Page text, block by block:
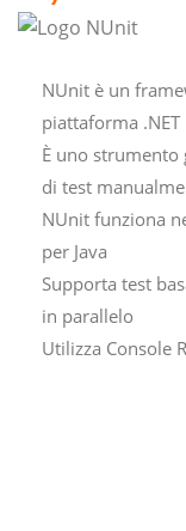
NUnit è un
piattaforma .NET
È uno strumento
di test
NUnit funziona
per Java
Supporta test
in parallelo
Utilizza Console